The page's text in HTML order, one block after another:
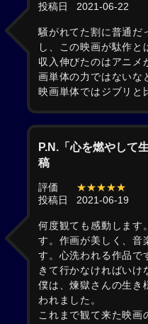
投稿日
2021-06-22
騒がれてた割に普通だ
し、この映画が駄作と
収入伸びたのはアニメ
画単体の力ではないな
映画単体ではジブリと
P.N.「心を燃やして
稿
評価
★★★★★
投稿日
2021-06-19
何度観ても感動します
す。作画が美しく、音
す。心洗われる作品で
きて行かなければいけ
僕は、煉獄さんの生き
われました。
これまで観て来た映画